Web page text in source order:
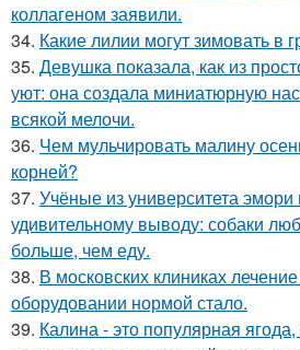
коллагеном заявили.
34. Какие лилии могут зимовать в
35. Девушка показала, как из
уют: она создала миниатюрную
всякой мелочи.
36. Чем мульчировать малину
корней?
37. Учёные из университета
удивительному выводу: собаки
больше, чем еду.
38. В московских клиниках
оборудовании нормой стало.
39. Калина - это популярная